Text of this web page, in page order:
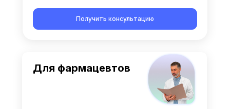
Получить консультацию
Для фармацевтов